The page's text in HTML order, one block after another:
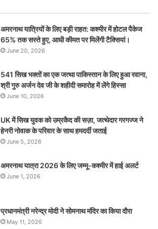
अमरनाथ यात्रियों के लिए बड़ी राहत: कश्मीर में होटल पैकेज
65% तक सस्ते हुए, आधी कीमत पर मिलेंगी टैक्सियां।
June 20, 2026
541 सिख भक्तों का एक जत्था पाकिस्तान के लिए हुआ रवाना,
श्री गुरु अर्जन देव जी के शहीदी समारोह में लेंगे हिस्सा
June 10, 2026
UK में सिख युवक को उम्रकैद की सज़ा, जत्थेदार गरगज्ज ने
हेनरी नोवाक के परिवार के साथ हमदर्दी जताई
June 5, 2026
अमरनाथ यात्रा 2026 के लिए जम्मू-कश्मीर में हाई अलर्ट
June 1, 2026
प्रधानमंत्री नरेन्‍द्र मोदी ने सोमनाथ मंदिर का किया दौरा
May 11, 2026